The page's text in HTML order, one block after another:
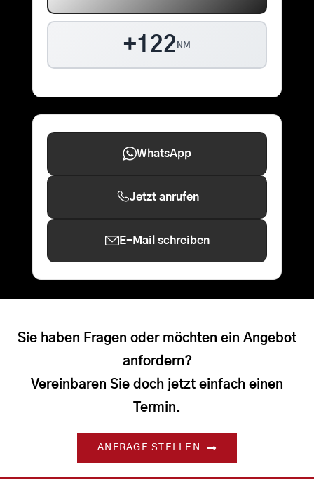
+122 NM
WhatsApp
Jetzt anrufen
E-Mail schreiben
Sie haben Fragen oder möchten ein Angebot
anfordern?
Vereinbaren Sie doch jetzt einfach einen
Termin.
ANFRAGE STELLEN